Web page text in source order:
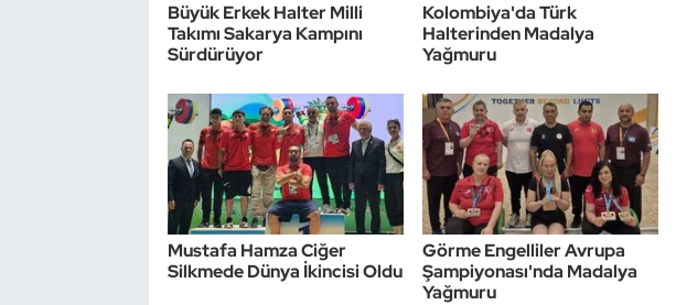
Büyük Erkek Halter Milli
Takımı Sakarya Kampını
Sürdürüyor
Kolombiya'da Türk
Halterinden Madalya
Yağmuru
Mustafa Hamza Ciğer
Silkmede Dünya İkincisi Oldu
Görme Engelliler Avrupa
Şampiyonası'nda Madalya
Yağmuru
Vücut Geliştirme Fitness
Wushu Kungfu